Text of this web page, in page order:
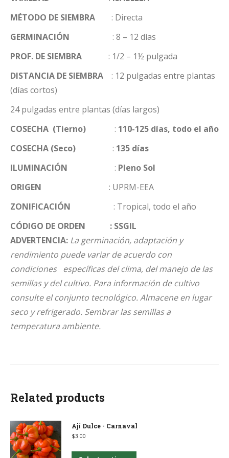
MÉTODO DE SIEMBRA : Directa
GERMINACIÓN : 8 – 12 días
PROF. DE SIEMBRA : 1/2 – 1½ pulgada
DISTANCIA DE SIEMBRA : 12 pulgadas entre plantas
(días cortos)
24 pulgadas entre plantas (días largos)
COSECHA (Tierno)
: 110-125 días, todo el año
COSECHA (Seco) : 135 días
ILUMINACIÓN : Pleno Sol
ORIGEN : UPRM-EEA
ZONIFICACIÓN : Tropical, todo el año
CÓDIGO DE ORDEN : SSGIL
ADVERTENCIA: La germinación, adaptación y
rendimiento puede variar de acuerdo con
condiciones específicas del clima, del manejo de las
semillas y del cultivo. Para información de cultivo
consulte el conjunto tecnológico. Almacene en lugar
seco y refrigerado. Sembrar las semillas a
temperatura ambiente.
Related products
Ají Dulce - Carnaval
$3.00